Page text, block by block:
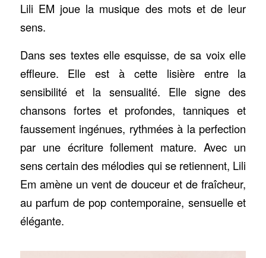
Lili EM joue la musique des mots et de leur
sens.
Dans ses textes elle esquisse, de sa voix elle
effleure. Elle est à cette lisière entre la
sensibilité et la sensualité. Elle signe des
chansons fortes et profondes, tanniques et
faussement ingénues, rythmées à la perfection
par une écriture follement mature. Avec un
sens certain des mélodies qui se retiennent, Lili
Em amène un vent de douceur et de fraîcheur,
au parfum de pop contemporaine, sensuelle et
élégante.